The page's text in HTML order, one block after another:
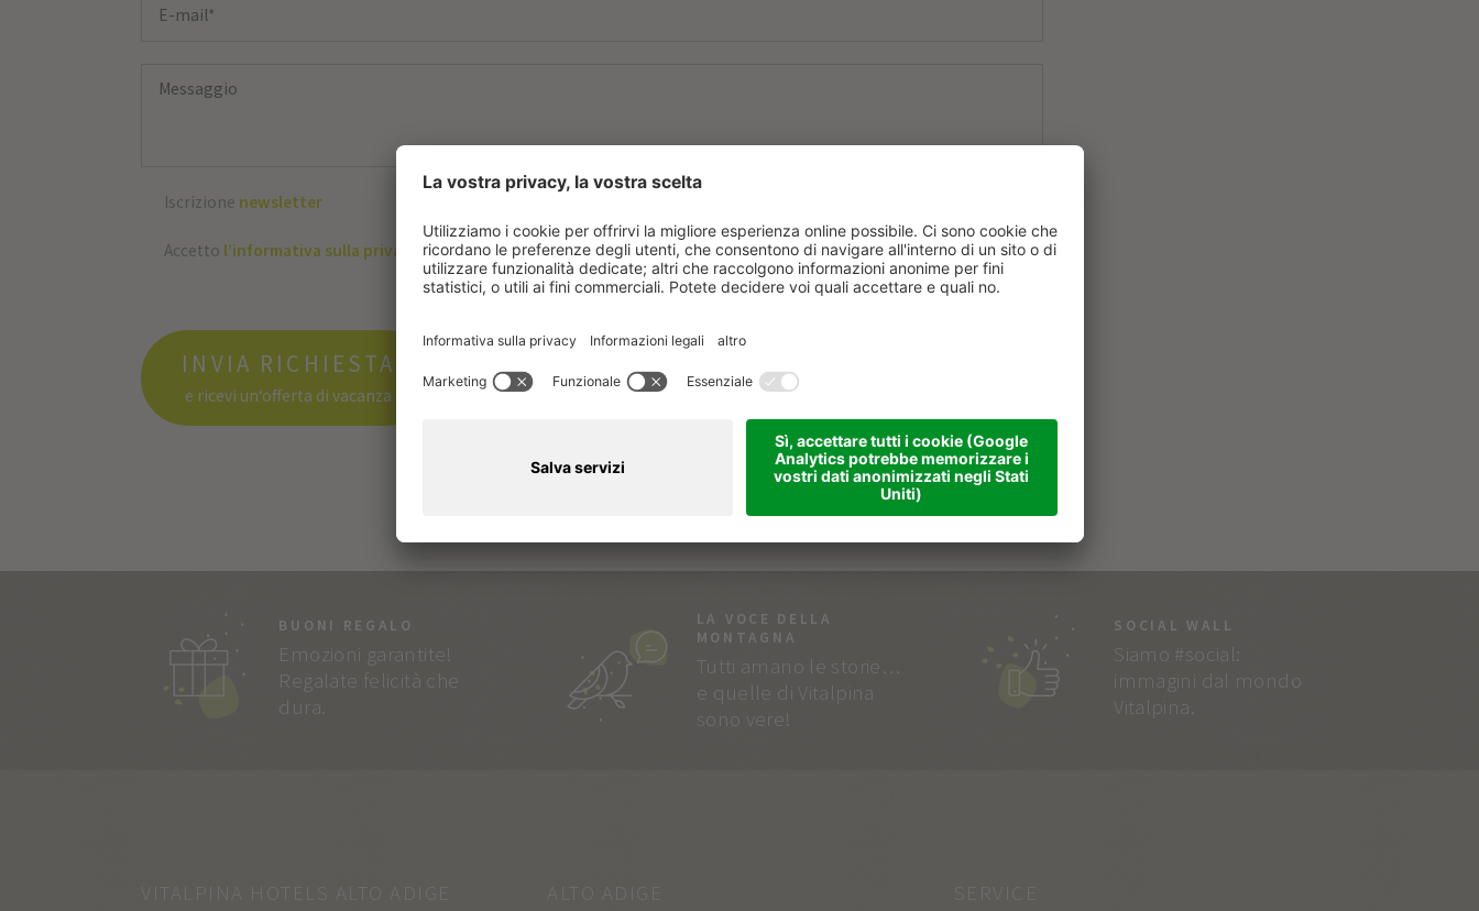
Iscrizione newsletter
Accetto l’informativa sulla privacy
INVIA RICHIESTA
e ricevi un‘offerta di vacanza
BUONI REGALO
Emozioni garantite!
Regalate felicità che
dura.
LA VOCE DELLA
MONTAGNA
Tutti amano le storie…
e quelle di Vitalpina
sono vere!
SOCIAL WALL
Siamo #social:
immagini dal mondo
Vitalpina.
VITALPINA HOTELS ALTO ADIGE ALTO ADIGE SERVICE